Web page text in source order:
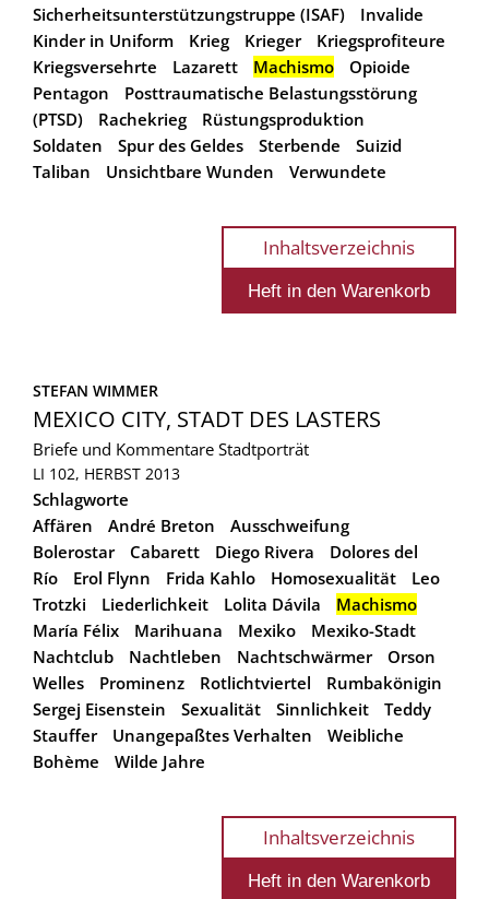
Sicherheitsunterstützungstruppe (ISAF)
Invalide
Kinder in Uniform
Krieg Krieger
Kriegsprofiteure
Kriegsversehrte
Lazarett Machismo
Opioide
Pentagon
Posttraumatische Belastungsstörung
(PTSD)
Rachekrieg
Rüstungsproduktion
Soldaten
Spur des Geldes Sterbende
Suizid
Taliban
Unsichtbare Wunden Verwundete
Inhaltsverzeichnis
STEFAN WIMMER
MEXICO CITY, STADT DES LASTERS
Briefe und Kommentare Stadtporträt
LI 102, HERBST 2013
Schlagworte
Affären
André Breton
Ausschweifung
Bolerostar
Cabarett Diego Rivera
Dolores del
Río
Erol Flynn Frida Kahlo Homosexualität
Leo
Trotzki
Liederlichkeit Lolita Dávila
Machismo
María Félix
Marihuana Mexiko
Mexiko-Stadt
Nachtclub
Nachtleben Nachtschwärmer
Orson
Welles
Prominenz Rotlichtviertel
Rumbakönigin
Sergej Eisenstein
Sexualität Sinnlichkeit
Teddy
Stauffer
Unangepaßtes Verhalten
Weibliche
Bohème
Wilde Jahre
Inhaltsverzeichnis